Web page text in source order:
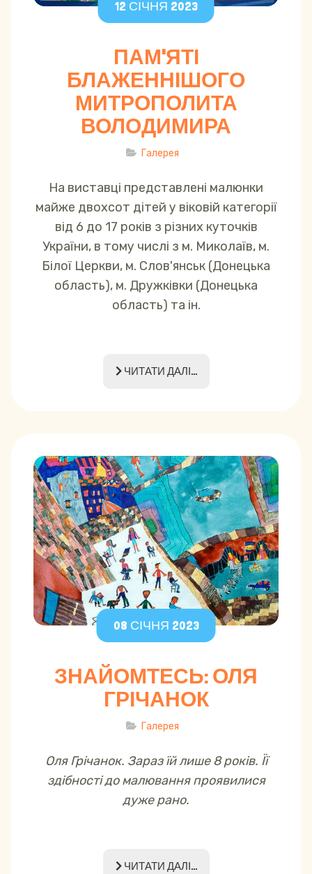
12 СІЧНЯ 2023
ПАМ'ЯТІ
БЛАЖЕННІШОГО
МИТРОПОЛИТА
ВОЛОДИМИРА
Галерея
На виставці представлені малюнки
майже двохсот дітей у віковій категорії
від 6 до 17 років з різних куточків
України, в тому числі з м. Миколаїв, м.
Білої Церкви, м. Слов'янськ (Донецька
область), м. Дружківки (Донецька
область) та ін.
ЧИТАТИ ДАЛІ...
08 СІЧНЯ 2023
ЗНАЙОМТЕСЬ: ОЛЯ
ГРІЧАНОК
Галерея
Оля Грічанок. Зараз їй лише 8 років. Її
здібності до малювання проявилися
дуже рано.
ЧИТАТИ ДАЛІ...